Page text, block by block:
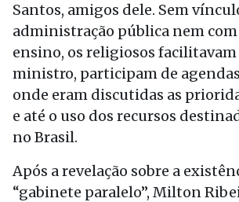
Santos, amigos dele. Sem
administração pública nem com
ensino, os religiosos facilitavam
ministro, participam de
onde eram discutidas as
e até o uso dos recursos
no Brasil.
Após a revelação sobre a
“gabinete paralelo”, Milton